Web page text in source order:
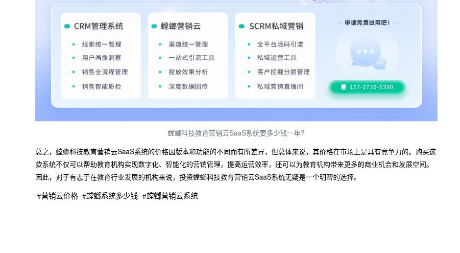
螳螂科技教育营销云SaaS系统要多少钱一年?
总之，螳螂科技教育营销云SaaS系统的价格因版本和功能的不同而有所差异，但总体来说，其价格在市场上是具有竞争力的。购买这
款系统不仅可以帮助教育机构实现数字化、智能化的营销管理，提高运营效率，还可以为教育机构带来更多的商业机会和发展空间。
因此，对于有志于在教育行业发展的机构来说，投资螳螂科技教育营销云SaaS系统无疑是一个明智的选择。
#营销云价格 #螳螂系统多少钱 #螳螂营销云系统